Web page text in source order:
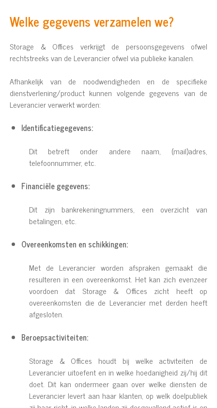
Welke gegevens verzamelen we?
Storage & Offices verkrijgt de persoonsgegevens ofwel
rechtstreeks van de Leverancier ofwel via publieke kanalen.
Afhankelijk van de noodwendigheden en de specifieke
dienstverlening/product kunnen volgende gegevens van de
Leverancier verwerkt worden:
Identificatiegegevens:
Dit betreft onder andere naam, (mail)adres,
telefoonnummer, etc.
Financiële gegevens:
Dit zijn bankrekeningnummers, een overzicht van
betalingen, etc.
Overeenkomsten en schikkingen:
Met de Leverancier worden afspraken gemaakt die
resulteren in een overeenkomst. Het kan zich evenzeer
voordoen dat Storage & Offices zicht heeft op
overeenkomsten die de Leverancier met derden heeft
afgesloten.
Beroepsactiviteiten:
Storage & Offices houdt bij welke activiteiten de
Leverancier uitoefent en in welke hoedanigheid zij/hij dit
doet. Dit kan ondermeer gaan over welke diensten de
Leverancier levert aan haar klanten, op welk doelpubliek